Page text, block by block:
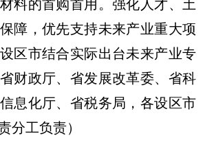
料的首购首用。强化人才、土
障，优先支持未来产业重大项
区市结合实际出台未来产业专
省财政厅、省发展改革委、省科
息化厅、省税务局，各设区市
分工负责）